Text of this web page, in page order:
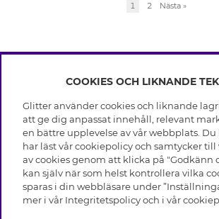
1 2 Nästa »
INFO
Leverans
Villkor
Integritetspolicy
Cookies
Medlemsvillkor
Jobba hos Glitter
Återkallelse
OM GLITTER
Black Friday
Våra butiker
Varumärken
Företagshistoria
HJÄLP
Vanliga frågor
Kundservice
COOKIES OCH LIKNANDE
Glitter använder cookies och liknande
att ge dig anpassat innehåll, relevant
en bättre upplevelse av vår webbplats.
har läst vår cookiepolicy och samtycker
av cookies genom att klicka på "Godkänn
kan själv när som helst kontrollera vilka
sparas i din webbläsare under
mer i vår Integritetspolicyoch i vår